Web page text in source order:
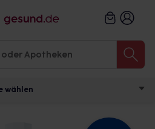
wählen